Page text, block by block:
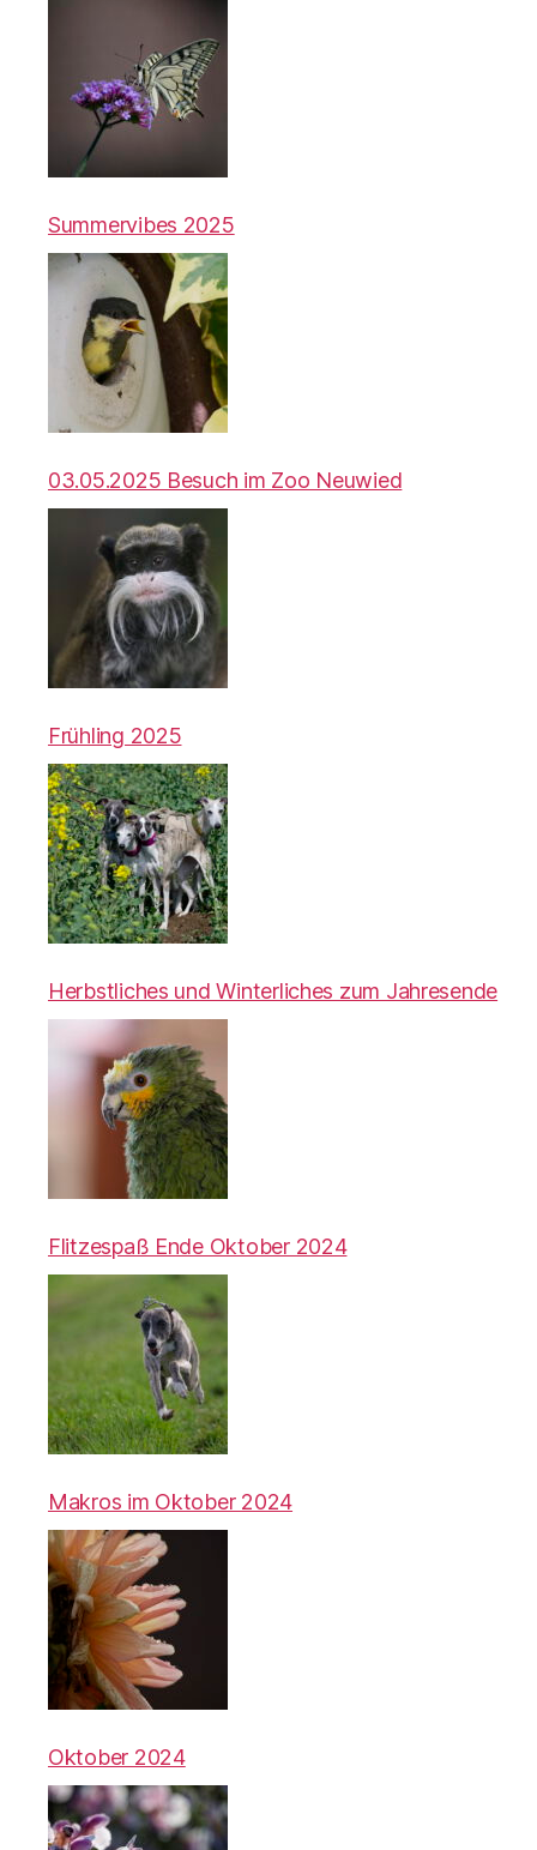
Summervibes 2025
03.05.2025 Besuch im Zoo Neuwied
Frühling 2025
Herbstliches und Winterliches zum Jahresende
Flitzespaß Ende Oktober 2024
Makros im Oktober 2024
Oktober 2024